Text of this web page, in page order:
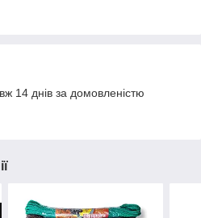
14 днів за домовленістю